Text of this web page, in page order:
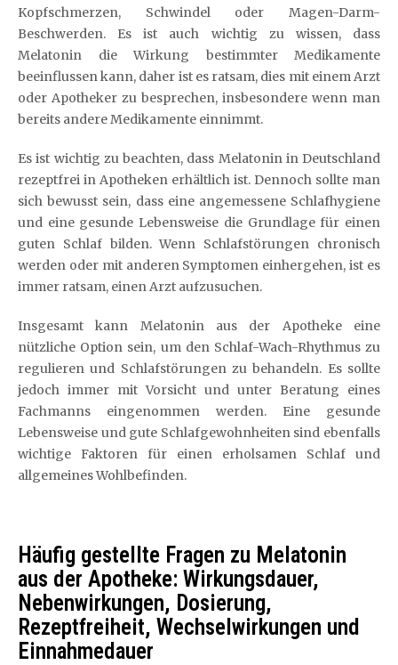
Kopfschmerzen, Schwindel oder Magen-Darm-
Beschwerden. Es ist auch wichtig zu wissen, dass
Melatonin die Wirkung bestimmter Medikamente
beeinflussen kann, daher ist es ratsam, dies mit einem Arzt
oder Apotheker zu besprechen, insbesondere wenn man
bereits andere Medikamente einnimmt.
Es ist wichtig zu beachten, dass Melatonin in Deutschland
rezeptfrei in Apotheken erhältlich ist. Dennoch sollte man
sich bewusst sein, dass eine angemessene Schlafhygiene
und eine gesunde Lebensweise die Grundlage für einen
guten Schlaf bilden. Wenn Schlafstörungen chronisch
werden oder mit anderen Symptomen einhergehen, ist es
immer ratsam, einen Arzt aufzusuchen.
Insgesamt kann Melatonin aus der Apotheke eine
nützliche Option sein, um den Schlaf-Wach-Rhythmus zu
regulieren und Schlafstörungen zu behandeln. Es sollte
jedoch immer mit Vorsicht und unter Beratung eines
Fachmanns eingenommen werden. Eine gesunde
Lebensweise und gute Schlafgewohnheiten sind ebenfalls
wichtige Faktoren für einen erholsamen Schlaf und
allgemeines Wohlbefinden.
Häufig gestellte Fragen zu Melatonin
aus der Apotheke: Wirkungsdauer,
Nebenwirkungen, Dosierung,
Rezeptfreiheit, Wechselwirkungen und
Einnahmedauer